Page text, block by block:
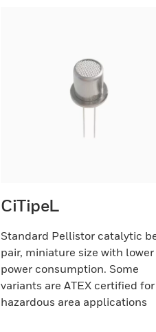
CiTipeL
Standard Pellistor catalytic
pair, miniature size with lower
power consumption. Some
variants are ATEX certified for
hazardous area applications